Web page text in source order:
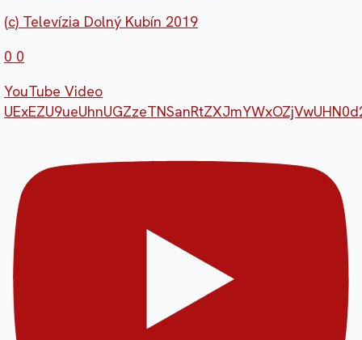
(c) Televízia Dolný Kubín 2019
0 0
YouTube Video